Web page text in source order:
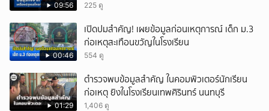
09:56 225 ดู
00:46
เปิดปมสำคัญ! เผยข้อมูลก่อนเหตุการณ์ เด็ก ม.3
ก่อเหตุสะเทือนขวัญในโรงเรียน
554 ดู
01:29
ตำรวจพบข้อมูลสำคัญ ในคอมพิวเตอร์นักเรียน
ก่อเหตุ ยิงในโรงเรียนเทพศิรินทร์ นนทบุรี
1,406 ดู